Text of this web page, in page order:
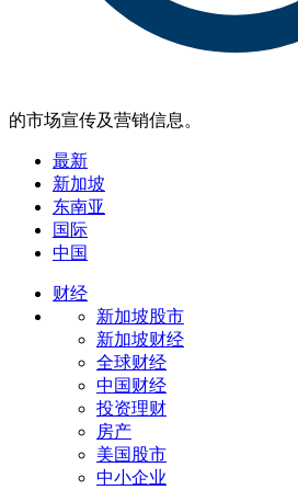
的市场宣传及营销信息。
最新
新加坡
东南亚
国际
中国
财经
新加坡股市
新加坡财经
全球财经
中国财经
投资理财
房产
美国股市
中小企业